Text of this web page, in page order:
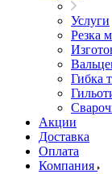
Услуги
Резка
Гибка
Акции
Доставка
Оплата
Компания